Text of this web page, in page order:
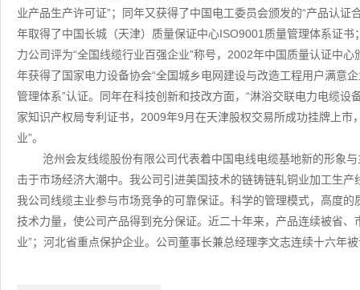
业产品生产许可证”；同年又获得了中国电工委员会颁发的“产品认
年取得了中国长城（天津）质量保证中心ISO9001质量管理体系证
力公司评为“全国线缆行业百强企业”称号，2002年中国质量认证中
年获得了国家电力设备协会“全国城乡电网建设与改造工程用户满意
管理体系”认证。同年在科技创新和技改方面，“淋浴交联电力电缆设
家知识产权局专利证书，2009年9月在天津股权交易所成功挂牌上市
业”。
沧州会友线缆股份有限公司代表着中国电线电缆基地新的形象
击于市场经济大潮中。我公司引进美国技术的链铸链轧铜业加工生
我公司线缆主业参与市场竞争的可靠保证。科学的管理模式，高度
技术力量，使公司产品得到充分保证。近二十年来，产品连续被省
业”；河北省重点保护企业。公司董事长兼总经理李文志连续十六年